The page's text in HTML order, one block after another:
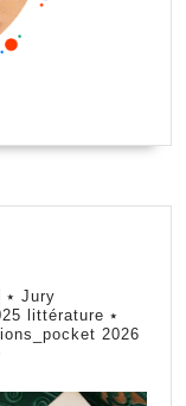
littérature ⭑
2026